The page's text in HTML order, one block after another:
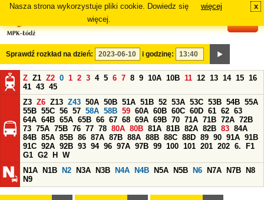
Nasza strona wykorzystuje pliki cookie. Dowiedz się
więcej.
więcej x
Sprawdź rozkład na dzień: i godzinę:
Z Z1 Z2 0 1 2 3 4 5 6 7 8 9 10A 10B 11 12 13 14 15 16
41 43 45
Z3 Z6 Z13 Z43 50A 50B 51A 51B 52 53A 53C 53B 54B 55A
55B 55C 56 57 58A 58B 59 60A 60B 60C 60D 61 62 63
64A 64B 65A 65B 66 67 68 69A 69B 70 71A 71B 72A 72B
73 75A 75B 76 77 78 80A 80B 81A 81B 82A 82B 83 84A
84B 85A 85B 86 87A 87B 88A 88B 88C 88D 89 90 91A 91B
91C 92A 92B 93 94 96 97A 97B 99 100 101 201 202 6.
F1
G1 G2 H
W
N1A
N1B N2 N3A N3B N4A N4B N5A N5B N6 N7A N7B
N8
N9